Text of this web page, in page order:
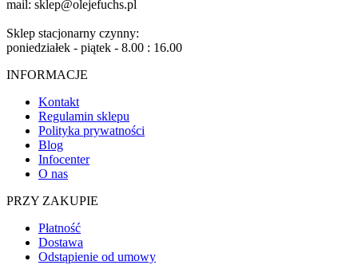
mail: sklep@olejefuchs.pl
Sklep stacjonarny czynny:
poniedziałek - piątek - 8.00 : 16.00
INFORMACJE
Kontakt
Regulamin sklepu
Polityka prywatności
Blog
Infocenter
O nas
PRZY ZAKUPIE
Płatność
Dostawa
Odstąpienie od umowy